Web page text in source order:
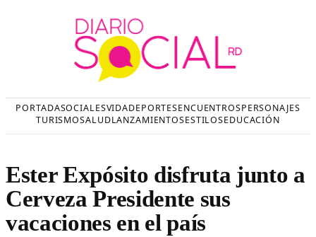
PORTADASOCIALESVIDADEPORTESENCUENTROSPERSONAJES
TURISMOSALUDLANZAMIENTOSESTILOSEDUCACIÓN
Ester Expósito disfruta junto a
Cerveza Presidente sus
vacaciones en el país